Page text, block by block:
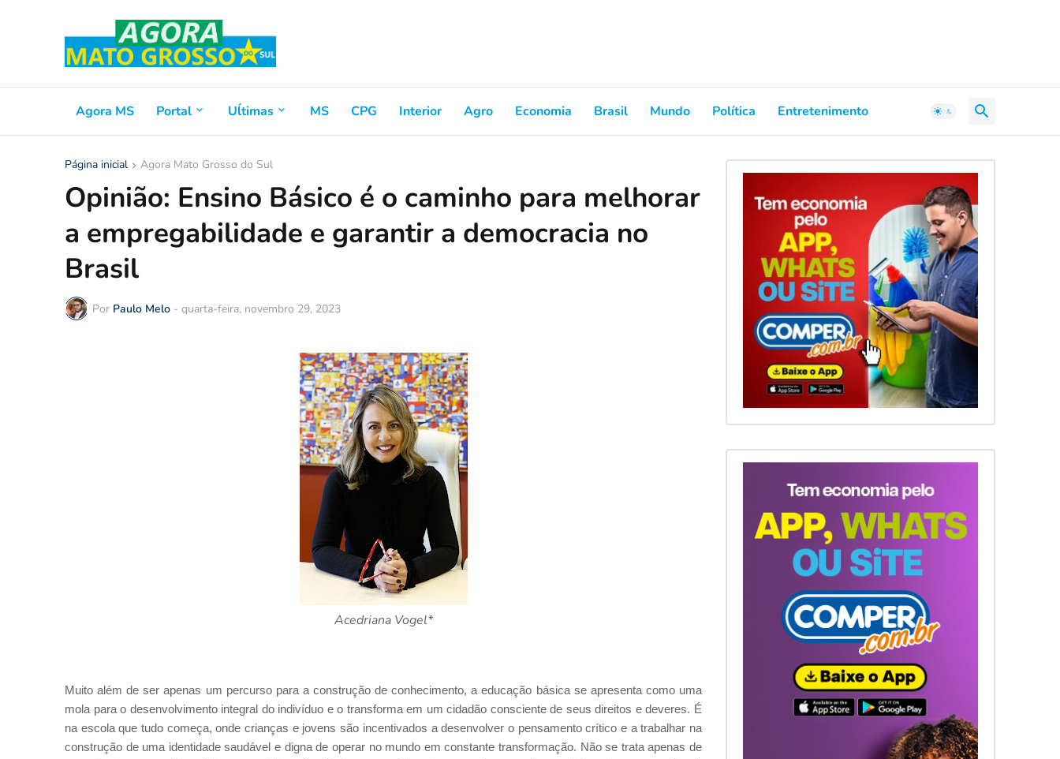
Agora MS Portal Uĺtimas MS CPG Interior Agro Economia Brasil Mundo Política Entretenimento
Página inicial Agora Mato Grosso do Sul
Opinião: Ensino Básico é o caminho para melhorar
a empregabilidade e garantir a democracia no
Brasil
Por Paulo Melo - quarta-feira, novembro 29, 2023
Acedriana Vogel*
Muito além de ser apenas um percurso para a construção de conhecimento, a educação básica se apresenta como uma
mola para o desenvolvimento integral do indivíduo e o transforma em um cidadão consciente de seus direitos e deveres. É
na escola que tudo começa, onde crianças e jovens são incentivados a desenvolver o pensamento crítico e a trabalhar na
construção de uma identidade saudável e digna de operar no mundo em constante transformação. Não se trata apenas de